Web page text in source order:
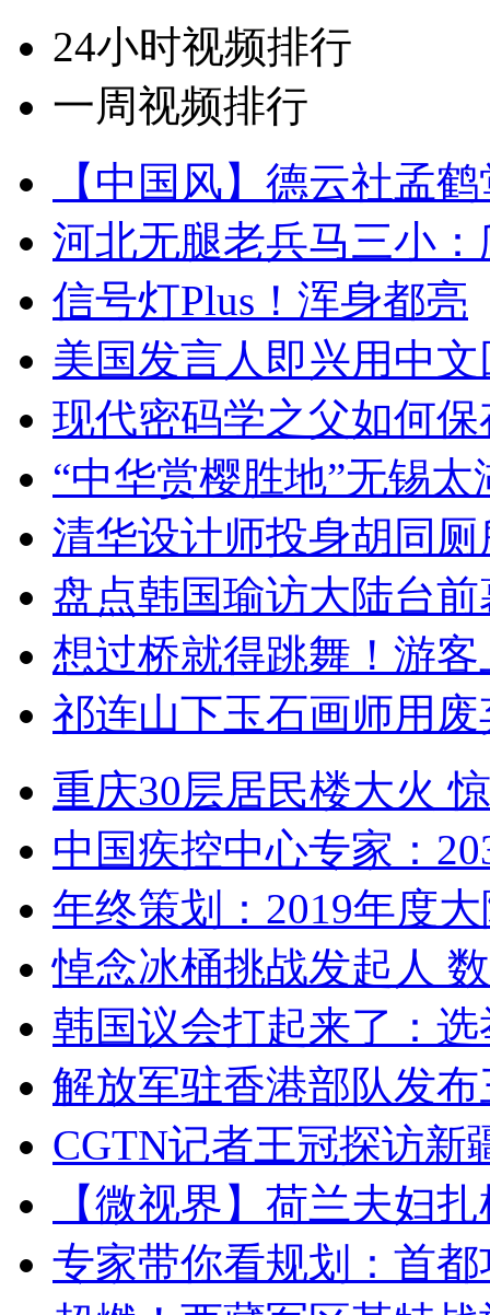
24小时视频排行
一周视频排行
【中国风】德云社孟
河北无腿老兵马三小
信号灯Plus！浑身都亮
美国发言人即兴用中
现代密码学之父如何
“中华赏樱胜地”无锡
清华设计师投身胡同
盘点韩国瑜访大陆台
想过桥就得跳舞！游客
祁连山下玉石画师用
重庆30层居民楼大火
中国疾控中心专家：
年终策划：2019年度
悼念冰桶挑战发起人
韩国议会打起来了：
解放军驻香港部队发
CGTN记者王冠探访新
【微视界】荷兰夫妇
专家带你看规划：首